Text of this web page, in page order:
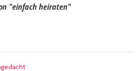
"einfach heiraten"